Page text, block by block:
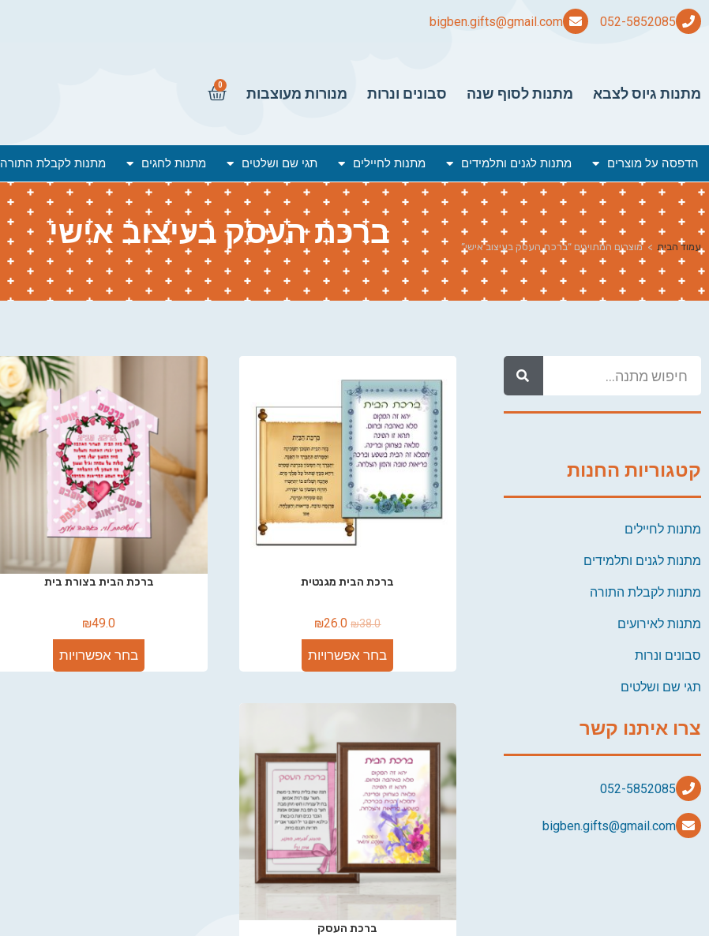
bigben.gifts@gmail.com
מתנות גיוס לצבא מתנות לסוף שנה סבונים ונרות מנורות מעוצבות
0
הדפסה על מוצרים מתנות לגנים ותלמידים מתנות לחיילים תגי שם ושלטים מתנות לחגים מתנות לקבלת התורה
ברכת העסק בעיצוב אישי עמוד הבית > מוצרים המתויגים “ברכת העסק בעיצוב אישי”
קטגוריות החנות
מתנות לחיילים
מתנות לגנים ותלמידים
מתנות לקבלת התורה
מתנות לאירועים
סבונים ונרות
תגי שם ושלטים
צרו איתנו קשר
bigben.gifts@gmail.com
ברכת הבית מגנטית
₪38.0
₪26.0
בחר אפשרויות
ברכת הבית בצורת בית
₪49.0
בחר אפשרויות
ברכת העסק